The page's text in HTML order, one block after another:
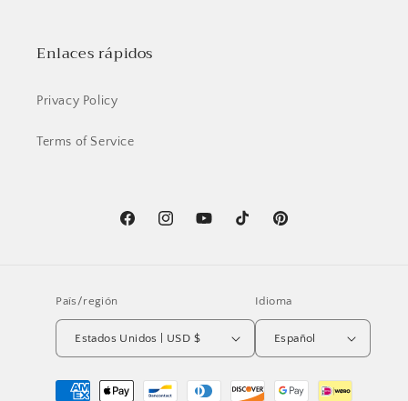
Enlaces rápidos
Privacy Policy
Terms of Service
FacebookInstagramYouTubeTikTok Pinterest
País/región
Estados Unidos | USD $
Idioma
Español
Formas